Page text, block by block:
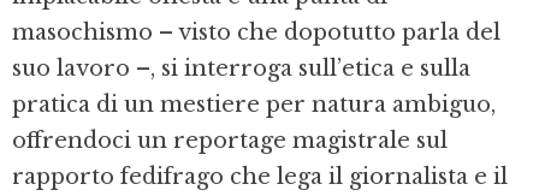
masochismo – visto che dopotutto parla del
suo lavoro –, si interroga sull’etica e sulla
pratica di un mestiere per natura ambiguo,
offrendoci un reportage magistrale sul
rapporto fedifrago che lega il giornalista e il